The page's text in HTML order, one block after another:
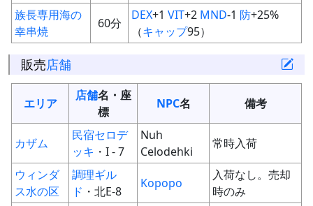
族長専用海の
幸串焼
60分
DEX+1 VIT+2 MND-1 防+25%
（キャップ95）
販売店舗
エリア
店舗名・座
標
NPC名 備考
カザム
民宿セロデ
ッキ ・I - 7
Nuh
Celodehki
常時入荷
ウィンダ
ス水の区
調理ギル
ド ・北E-8
Kopopo
入荷なし。売却
時のみ